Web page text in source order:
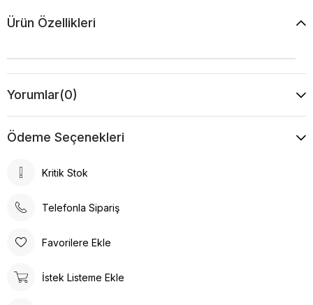
Ürün Özellikleri
Yorumlar(0)
Ödeme Seçenekleri
Kritik Stok
Telefonla Sipariş
Favorilere Ekle
İstek Listeme Ekle